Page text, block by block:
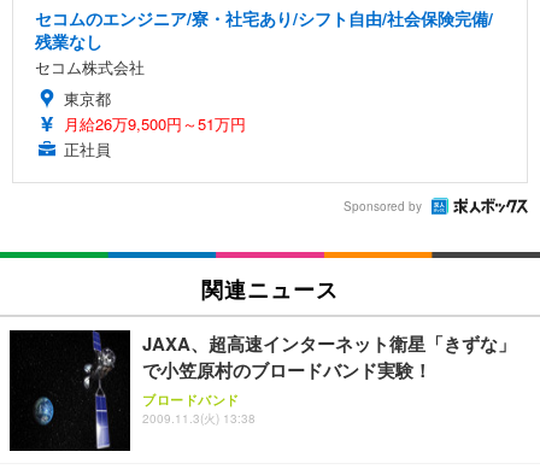
セコムのエンジニア/寮・社宅あり/シフト自由/社会保険完備/
残業なし
セコム株式会社
東京都
月給26万9,500円～51万円
正社員
Sponsored by
関連ニュース
JAXA、超高速インターネット衛星「きずな」
で小笠原村のブロードバンド実験！
ブロードバンド
2009.11.3(火) 13:38